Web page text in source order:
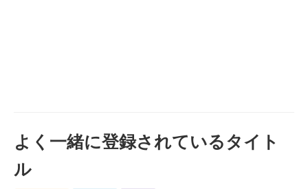
よく一緒に登録されているタイト
ル